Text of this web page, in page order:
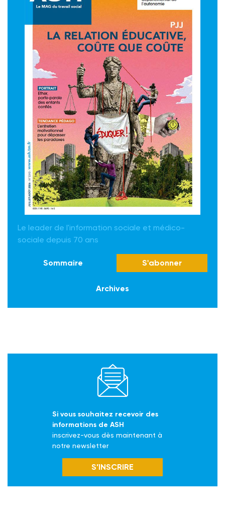
Le leader de l'information sociale et médico-
sociale depuis 70 ans
Sommaire S'abonner
Archives
Si vous souhaitez recevoir des
informations de ASH
inscrivez-vous dès maintenant à
notre newsletter
S’INSCRIRE